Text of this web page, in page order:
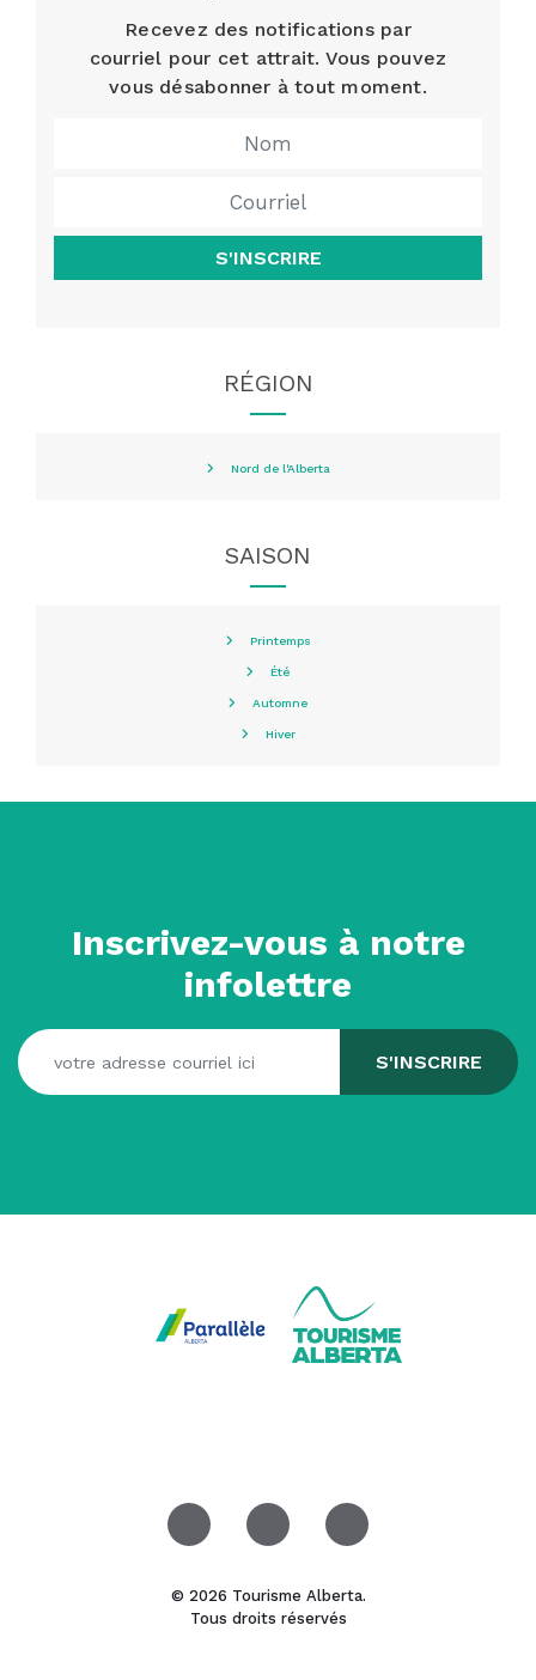
Recevez des notifications par
courriel pour cet attrait. Vous pouvez
vous désabonner à tout moment.
S'INSCRIRE
RÉGION
Nord de l'Alberta
SAISON
Printemps
Été
Automne
Hiver
Inscrivez-vous à notre
infolettre
© 2026 Tourisme Alberta.
Tous droits réservés